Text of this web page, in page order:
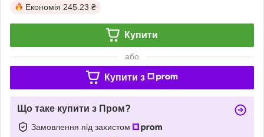
Економія 245.23 ₴
Купити
або
Купити з
Що таке купити з Пром?
Замовлення під захистом